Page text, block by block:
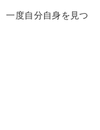
一度自分自身を見つ